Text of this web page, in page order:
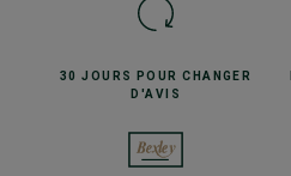
30 JOURS POURCHANGER
D'AVIS